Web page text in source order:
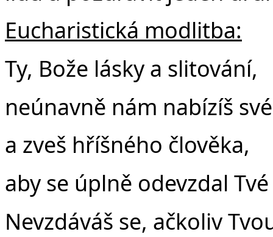
Eucharistická modlitba:
Ty, Bože lásky a slitování,
neúnavně nám nabízíš
a zveš hříšného člověka,
aby se úplně odevzdal
Nevzdáváš se, ačkoliv